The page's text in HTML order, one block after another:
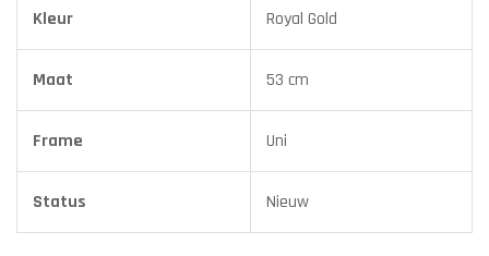
Kleur Royal Gold
Maat 53 cm
Frame Uni
Status Nieuw